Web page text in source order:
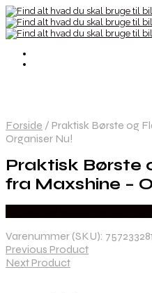
Forside / Praktisk Børste og
Organiser Nu!
Praktisk Børste
fra Maxshine –
Varenummer (SKU):
Previous Product
Next Product